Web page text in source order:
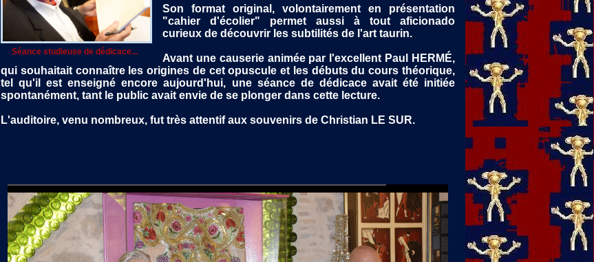
Séance studieuse de dédicace...
Son format original, volontairement en présentation
"cahier d'écolier" permet aussi à tout aficionado
curieux de découvrir les subtilités de l'art taurin.
Avant une causerie animée par l'excellent Paul HERMÉ,
qui souhaitait connaître les origines de cet opuscule et les débuts du cours théorique,
tel qu'il est enseigné encore aujourd'hui, une séance de dédicace avait été initiée
spontanément, tant le public avait envie de se plonger dans cette lecture.
L'auditoire, venu nombreux, fut très attentif aux souvenirs de Christian LE SUR.